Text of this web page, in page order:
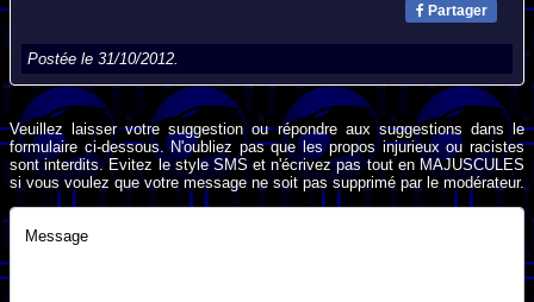
Partager
Postée le 31/10/2012.
Veuillez laisser votre suggestion ou répondre aux suggestions dans le
formulaire ci-dessous. N'oubliez pas que les propos injurieux ou racistes
sont interdits. Evitez le style SMS et n'écrivez pas tout en MAJUSCULES
si vous voulez que votre message ne soit pas supprimé par le modérateur.
Message